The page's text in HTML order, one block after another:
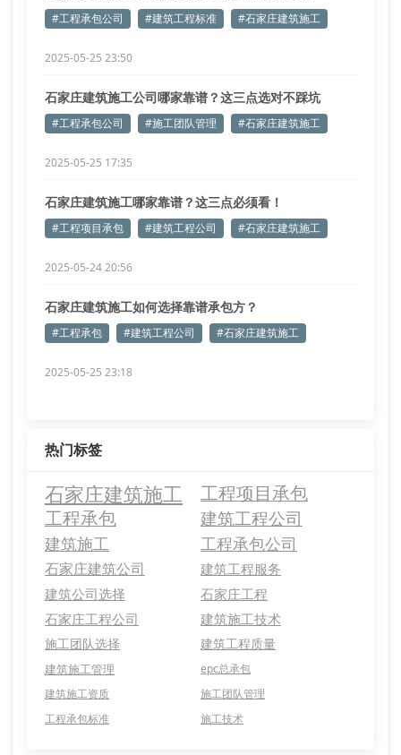
#工程承包公司 #建筑工程标准 #石家庄建筑施工
2025-05-25 23:50
石家庄建筑施工公司哪家靠谱？这三点选对不踩坑
#工程承包公司 #施工团队管理 #石家庄建筑施工
2025-05-25 17:35
石家庄建筑施工哪家靠谱？这三点必须看！
#工程项目承包 #建筑工程公司 #石家庄建筑施工
2025-05-24 20:56
石家庄建筑施工如何选择靠谱承包方？
#工程承包 #建筑工程公司 #石家庄建筑施工
2025-05-25 23:18
热门标签
石家庄建筑施工
工程项目承包
工程承包
建筑工程公司
建筑施工 工程承包公司
石家庄建筑公司
建筑工程服务
建筑公司选择
石家庄工程
石家庄工程公司
建筑施工技术
施工团队选择
建筑工程质量
建筑施工管理
epc总承包
建筑施工资质
施工团队管理
工程承包标准
施工技术